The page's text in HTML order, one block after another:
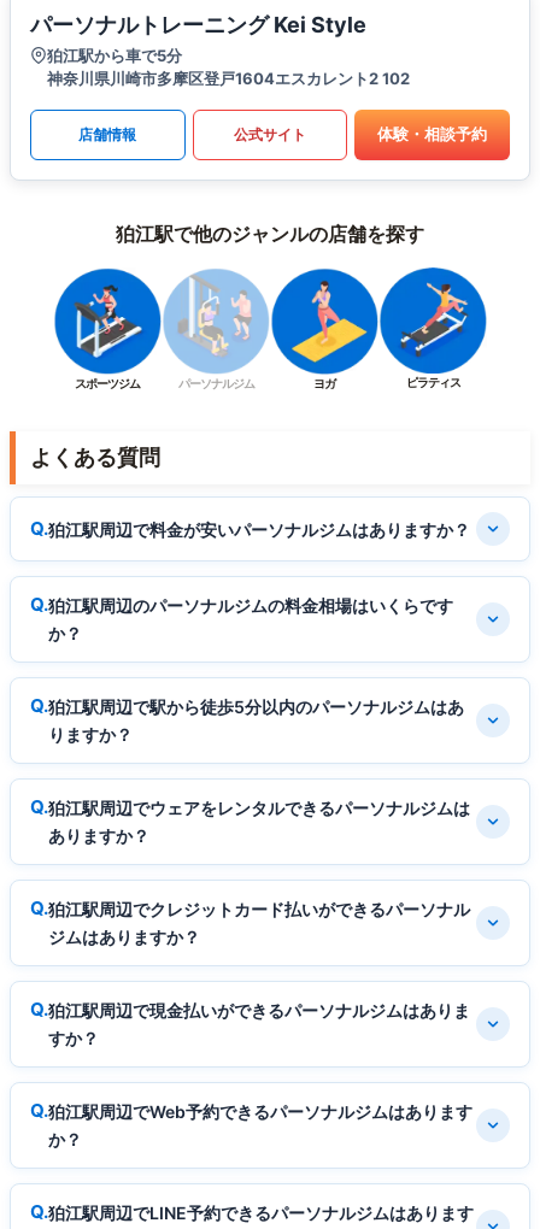
パーソナルトレーニング Kei Style
狛江駅から車で5分
神奈川県川崎市多摩区登戸1604エスカレント2 102
店舗情報 公式サイト 体験・相談予約
狛江駅で他のジャンルの店舗を探す
スポーツジム パーソナルジム ヨガ ピラティス
よくある質問
狛江駅周辺で料金が安いパーソナルジムはありますか？
狛江駅周辺のパーソナルジムの料金相場はいくらです
か？
狛江駅周辺で駅から徒歩5分以内のパーソナルジムはあ
りますか？
狛江駅周辺でウェアをレンタルできるパーソナルジムは
ありますか？
狛江駅周辺でクレジットカード払いができるパーソナル
ジムはありますか？
狛江駅周辺で現金払いができるパーソナルジムはありま
すか？
狛江駅周辺でWeb予約できるパーソナルジムはあります
か？
狛江駅周辺でLINE予約できるパーソナルジムはあります